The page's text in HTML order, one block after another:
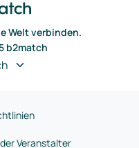
Welt verbinden.
b2match
Veranstalter